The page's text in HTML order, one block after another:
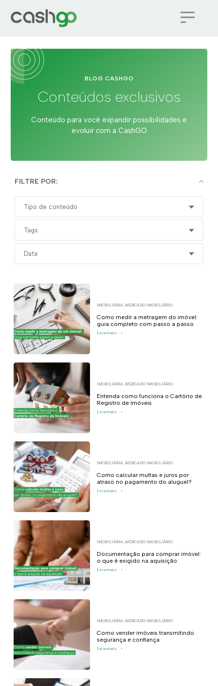
BLOG CASHGO
Conteúdos exclusivos
Conteúdo para você expandir possibilidades e
evoluir com a CashGO
FILTRE POR:
Como medir a metragem do imóvel:
guia completo com passo a passo
IMOBILIÁRIA,MERCADO IMOBILIÁRIO
Leia mais >
Entenda como funciona o Cartório de
Registro de Imóveis
IMOBILIÁRIA,MERCADO IMOBILIÁRIO
Leia mais >
Como calcular multas e juros por
atraso no pagamento do aluguel?
IMOBILIÁRIA,MERCADO IMOBILIÁRIO
Leia mais >
Documentação para comprar imóvel:
o que é exigido na aquisição
IMOBILIÁRIA,MERCADO IMOBILIÁRIO
Leia mais >
Como vender imóveis transmitindo
segurança e confiança
IMOBILIÁRIA,MERCADO IMOBILIÁRIO
Leia mais >